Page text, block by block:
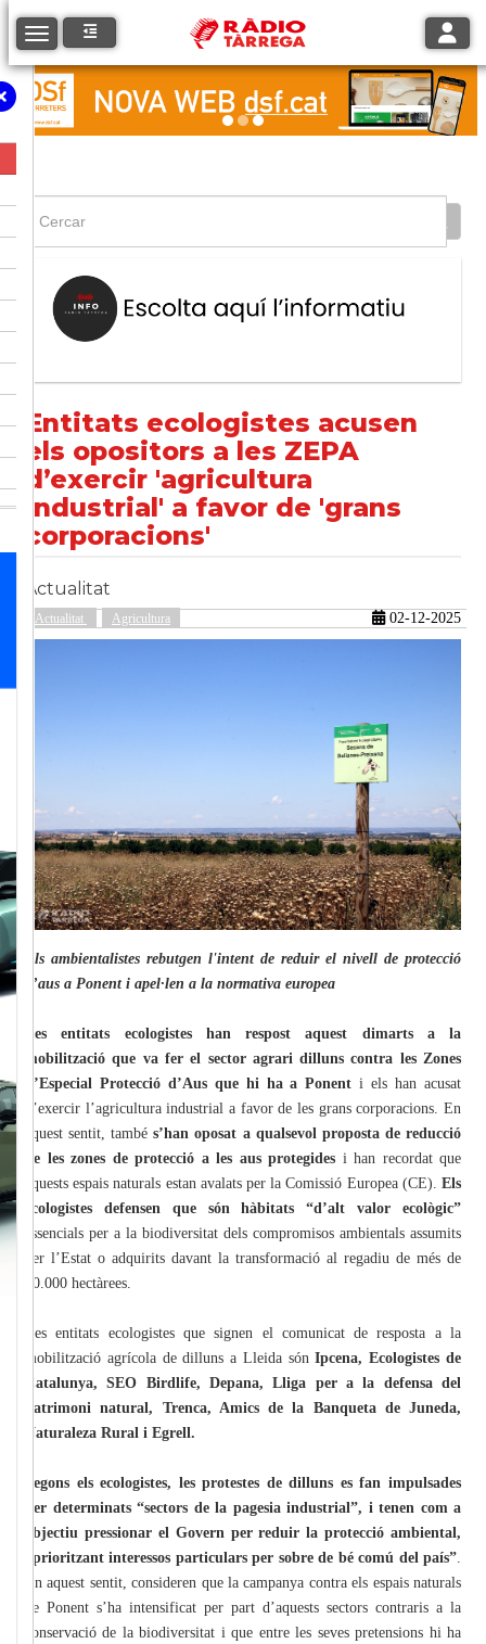
Toggle navigation
Entitats ecologistes acusen
els opositors a les ZEPA
d’exercir 'agricultura
industrial' a favor de 'grans
corporacions'
Actualitat
Actualitat Agricultura 02-12-2025
Els ambientalistes rebutgen l'intent de reduir el nivell de protecció
d’aus a Ponent i apel·len a la normativa europea
Les entitats ecologistes han respost aquest dimarts a la
mobilització que va fer el sector agrari dilluns contra les Zones
d’Especial Protecció d’Aus que hi ha a Ponent i els han acusat
d’exercir l’agricultura industrial a favor de les grans corporacions. En
aquest sentit, tambés’han oposat a qualsevol proposta de reducció
de les zones de protecció a les aus protegides i han recordat que
aquests espais naturals estan avalats per la Comissió Europea (CE). Els
ecologistes defensen que són hàbitats “d’alt valor ecològic”
essencials per a la biodiversitat dels compromisos ambientals assumits
per l’Estat o adquirits davant la transformació al regadiu de més de
40.000 hectàrees.
Les entitats ecologistes que signen el comunicat de resposta a la
mobilització agrícola de dilluns a Lleida sónIpcena, Ecologistes de
Catalunya, SEO Birdlife, Depana, Lliga per a la defensa del
patrimoni natural, Trenca, Amics de la Banqueta de Juneda,
Naturaleza Rural i Egrell.
Segons els ecologistes, les protestes de dilluns es fan impulsades
per determinats “sectors de la pagesia industrial”, i tenen com a
objectiu pressionar el Govern per reduir la protecció ambiental,
“prioritzant interessos particulars per sobre de bé comú del país”
En aquest sentit, consideren que la campanya contra els espais naturals
de Ponent s’ha intensificat per part d’aquests sectors contraris a la
conservació de la biodiversitat i que entre les seves pretensions hi ha